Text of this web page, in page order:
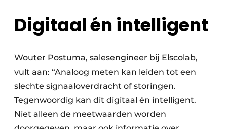
Digitaal én intelligent
Wouter Postuma, salesengineer bij Elscolab,
vult aan: “Analoog meten kan leiden tot een
slechte signaaloverdracht of storingen.
Tegenwoordig kan dit digitaal én intelligent.
Niet alleen de meetwaarden worden